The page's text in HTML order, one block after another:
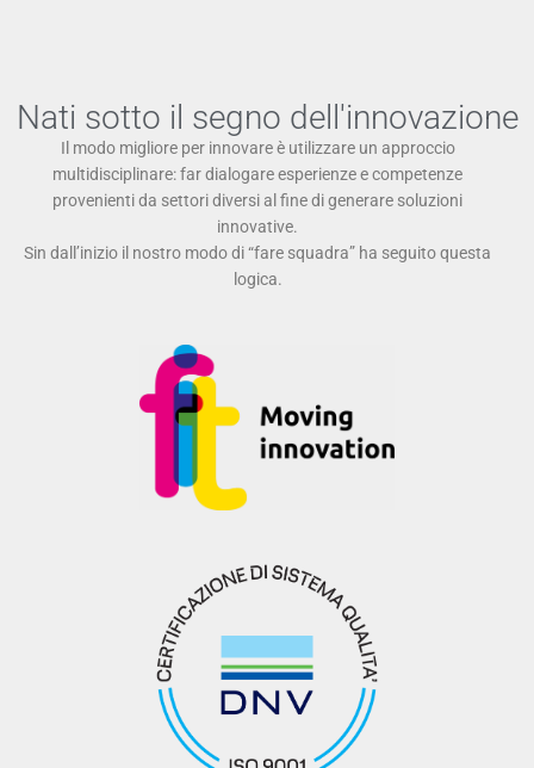
Nati sotto il segno dell'innovazione
Il modo migliore per innovare è utilizzare un approccio
multidisciplinare: far dialogare esperienze e competenze
provenienti da settori diversi al fine di generare soluzioni
innovative.
Sin dall’inizio il nostro modo di “fare squadra” ha seguito questa
logica.